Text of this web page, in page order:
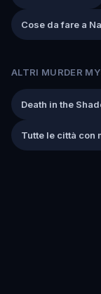
Cose da fare a
ALTRI MURDER
Death in the
Tutte le città con